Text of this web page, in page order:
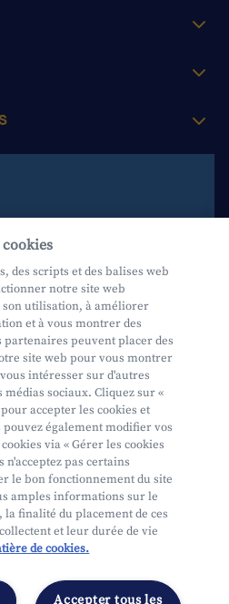
cookies
des scripts et des balises web
notre site web
utilisation, à améliorer
et à vous montrer des
peuvent placer des
site web pour vous montrer
intéresser sur d'autres
sociaux. Cliquez sur «
accepter les cookies et
également modifier vos
via « Gérer les cookies
n'acceptez pas certains
le bon fonctionnement du site
amples informations sur le
finalité du placement de ces
et leur durée de vie
de cookies.
Accepter tous les